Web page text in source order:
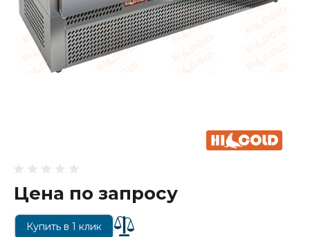
Цена по запросу
Купить в 1 клик